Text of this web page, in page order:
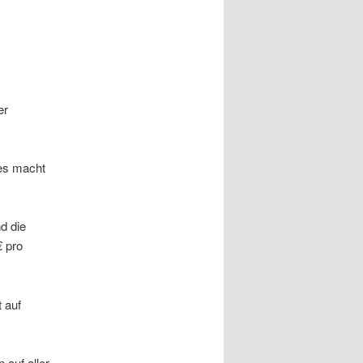
macht
die
pro
auf